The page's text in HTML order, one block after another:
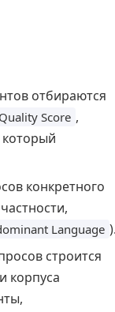
отбираются
Score ,
который
конкретного
Language
строится
корпуса